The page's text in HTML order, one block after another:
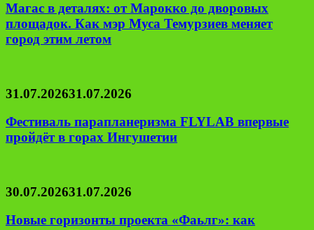
Магас в деталях: от Марокко до дворовых
площадок. Как мэр Муса Темурзиев меняет
город этим летом
31.07.202631.07.2026
Фестиваль парапланеризма FLYLAB впервые
пройдёт в горах Ингушетии
30.07.202631.07.2026
Новые горизонты проекта «Фаьлг»: как